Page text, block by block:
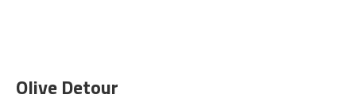
Olive Detour